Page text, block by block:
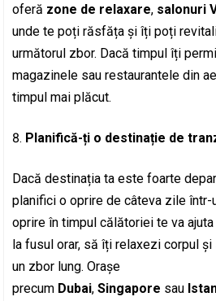
oferă zone de relaxare, salonuri
unde te poți răsfăța și îți poți
următorul zbor. Dacă timpul îți
magazinele sau restaurantele din
timpul mai plăcut.
Planifică-ți o destinație de
Dacă destinația ta este foarte
planifici o oprire de câteva zile într-
oprire în timpul călătoriei te va
la fusul orar, să îți relaxezi corpul
un zbor lung. Orașe
precum Dubai,Singapore sau